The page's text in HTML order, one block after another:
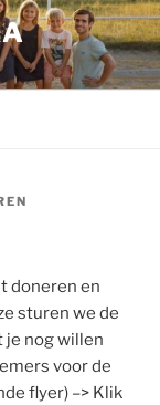
doneren en
sturen we de
je nog willen
voor de
flyer) –> Klik